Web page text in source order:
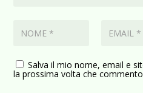
Salva il mio nome, email e
la prossima volta che